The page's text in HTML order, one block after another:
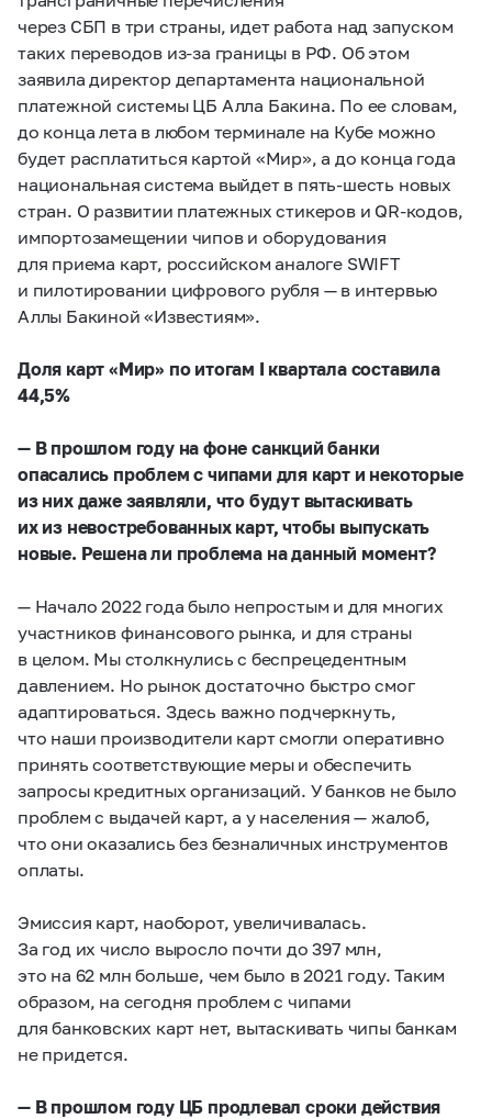
через СБП в три страны, идет работа над запуском
таких переводов из-за границы в РФ. Об этом
заявила директор департамента национальной
платежной системы ЦБ Алла Бакина. По ее словам,
до конца лета в любом терминале на Кубе можно
будет расплатиться картой «Мир», а до конца года
национальная система выйдет в пять-шесть новых
стран. О развитии платежных стикеров и QR-кодов,
импортозамещении чипов и оборудования
для приема карт, российском аналоге SWIFT
и пилотировании цифрового рубля — в интервью
Аллы Бакиной «Известиям».
Доля карт «Мир» по итогам I квартала составила
44,5%
— В прошлом году на фоне санкций банки
опасались проблем с чипами для карт и некоторые
из них даже заявляли, что будут вытаскивать
их из невостребованных карт, чтобы выпускать
новые. Решена ли проблема на данный момент?
— Начало 2022 года было непростым и для многих
участников финансового рынка, и для страны
в целом. Мы столкнулись с беспрецедентным
давлением. Но рынок достаточно быстро смог
адаптироваться. Здесь важно подчеркнуть,
что наши производители карт смогли оперативно
принять соответствующие меры и обеспечить
запросы кредитных организаций. У банков не было
проблем с выдачей карт, а у населения — жалоб,
что они оказались без безналичных инструментов
оплаты.
Эмиссия карт, наоборот, увеличивалась.
За год их число выросло почти до 397 млн,
это на 62 млн больше, чем было в 2021 году. Таким
образом, на сегодня проблем с чипами
для банковских карт нет, вытаскивать чипы банкам
не придется.
— В прошлом году ЦБ продлевал сроки действия